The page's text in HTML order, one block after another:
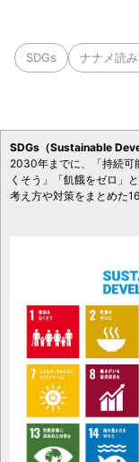
SDGs ナナメ読
SDGs（Sustainable
2030年までに、「持続可
くそう」「飢餓をゼロ」
考え方や対策をまとめた